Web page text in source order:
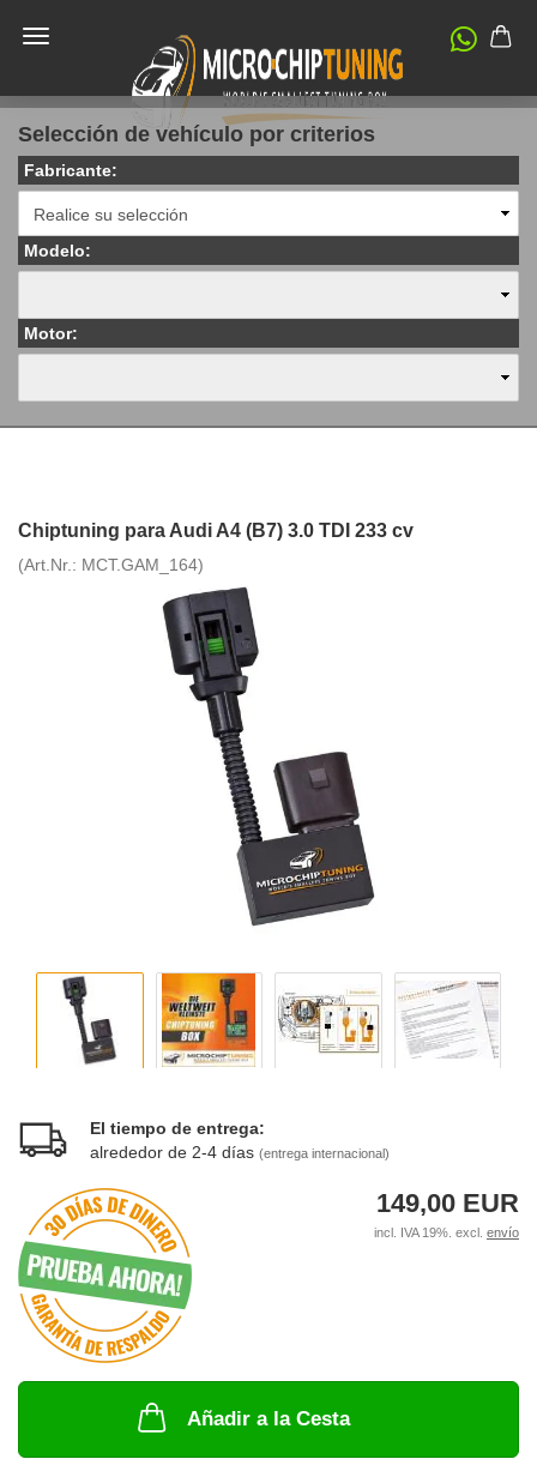
Selección de vehículo por criterios
Fabricante:
Modelo:
Motor:
Chiptuning para Audi A4 (B7) 3.0 TDI 233 cv
(Art.Nr.: MCT.GAM_164)
El tiempo de entrega:
alrededor de 2-4 días (entrega internacional)
149,00 EUR
incl. IVA 19%. excl. envío
Añadir a la Cesta